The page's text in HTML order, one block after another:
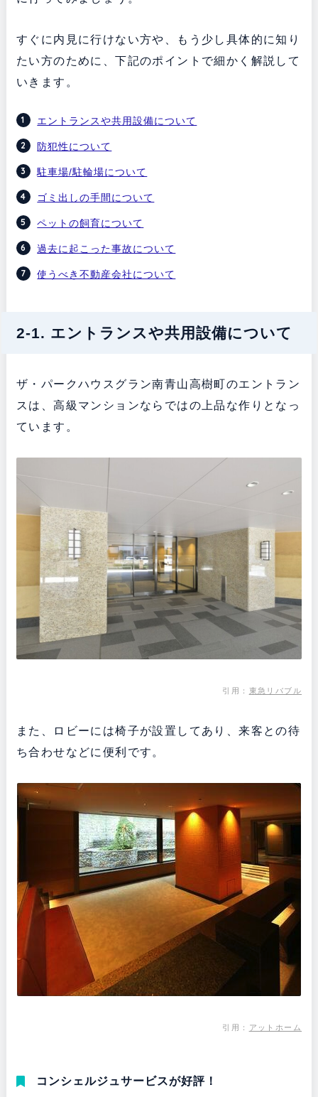
すぐに内見に行けない方や、もう少し具体的に知り
たい方のために、下記のポイントで細かく解説して
いきます。
エントランスや共用設備について
防犯性について
駐車場/駐輪場について
ゴミ出しの手間について
ペットの飼育について
過去に起こった事故について
使うべき不動産会社について
2-1. エントランスや共用設備について
ザ・パークハウスグラン南青山高樹町のエントラン
スは、高級マンションならではの上品な作りとなっ
ています。
引用： 東急リバブル
また、ロビーには椅子が設置してあり、来客との待
ち合わせなどに便利です。
引用： アットホーム
コンシェルジュサービスが好評！